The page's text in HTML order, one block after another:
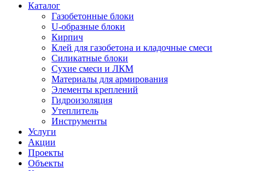
Каталог
Газобетонные блоки
U-образные блоки
Кирпич
Клей для газобетона и кладочные смеси
Силикатные блоки
Сухие смеси и ЛКМ
Материалы для армирования
Элементы креплений
Гидроизоляция
Утеплитель
Инструменты
Услуги
Акции
Проекты
Объекты